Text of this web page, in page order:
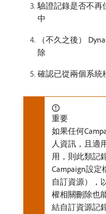
驗證記錄是否不再
中
（不久之後）
除
確認已從兩個系統
重要
如果任何
人資訊，且適
用，則此類記
Campaign設
自訂資源），
權相關刪除也
結自訂資源記